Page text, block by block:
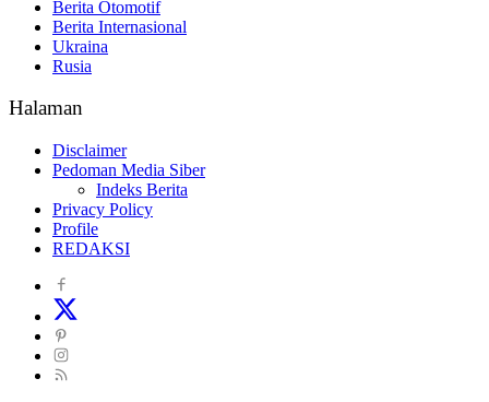
Berita Otomotif
Berita Internasional
Ukraina
Rusia
Halaman
Disclaimer
Pedoman Media Siber
Indeks Berita
Privacy Policy
Profile
REDAKSI